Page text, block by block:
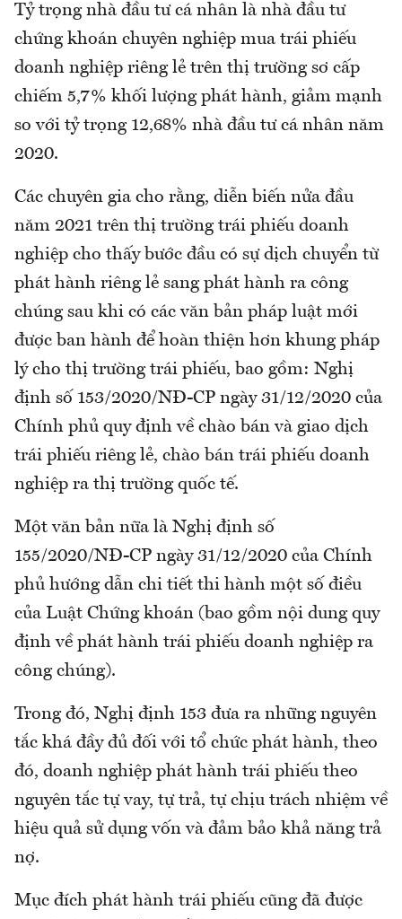
Tỷ trọng nhà đầu tư cá nhân là nhà đầu tư
chứng khoán chuyên nghiệp mua trái phiếu
doanh nghiệp riêng lẻ trên thị trường sơ cấp
chiếm 5,7% khối lượng phát hành, giảm mạnh
so với tỷ trọng 12,68% nhà đầu tư cá nhân năm
2020.
Các chuyên gia cho rằng, diễn biến nửa đầu
năm 2021 trên thị trường trái phiếu doanh
nghiệp cho thấy bước đầu có sự dịch chuyển từ
phát hành riêng lẻ sang phát hành ra công
chúng sau khi có các văn bản pháp luật mới
được ban hành để hoàn thiện hơn khung pháp
lý cho thị trường trái phiếu, bao gồm: Nghị
định số 153/2020/NĐ-CP ngày 31/12/2020 của
Chính phủ quy định về chào bán và giao dịch
trái phiếu riêng lẻ, chào bán trái phiếu doanh
nghiệp ra thị trường quốc tế.
Một văn bản nữa là Nghị định số
155/2020/NĐ-CP ngày 31/12/2020 của Chính
phủ hướng dẫn chi tiết thi hành một số điều
của Luật Chứng khoán (bao gồm nội dung quy
định về phát hành trái phiếu doanh nghiệp ra
công chúng).
Trong đó, Nghị định 153 đưa ra những nguyên
tắc khá đầy đủ đối với tổ chức phát hành, theo
đó, doanh nghiệp phát hành trái phiếu theo
nguyên tắc tự vay, tự trả, tự chịu trách nhiệm về
hiệu quả sử dụng vốn và đảm bảo khả năng trả
nợ.
Mục đích phát hành trái phiếu cũng đã được